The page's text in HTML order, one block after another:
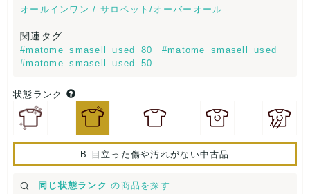
オールインワン / サロペット/オーバーオール
関連タグ
#matome_smasell_used_80
#matome_smasell_used
#matome_smasell_used_50
状態ランク
B.目立った傷や汚れがない中古品
同じ状態ランク の商品を探す